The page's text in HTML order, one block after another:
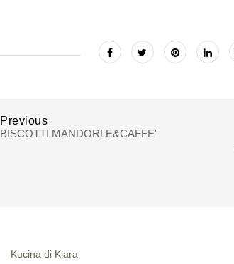
Previous
BISCOTTI MANDORLE&CAFFE'
Kucina di Kiara